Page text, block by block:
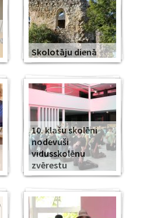
Skolotāju dienā
10. klašu skolēni
nodevuši
vidusskolēnu
zvērestu